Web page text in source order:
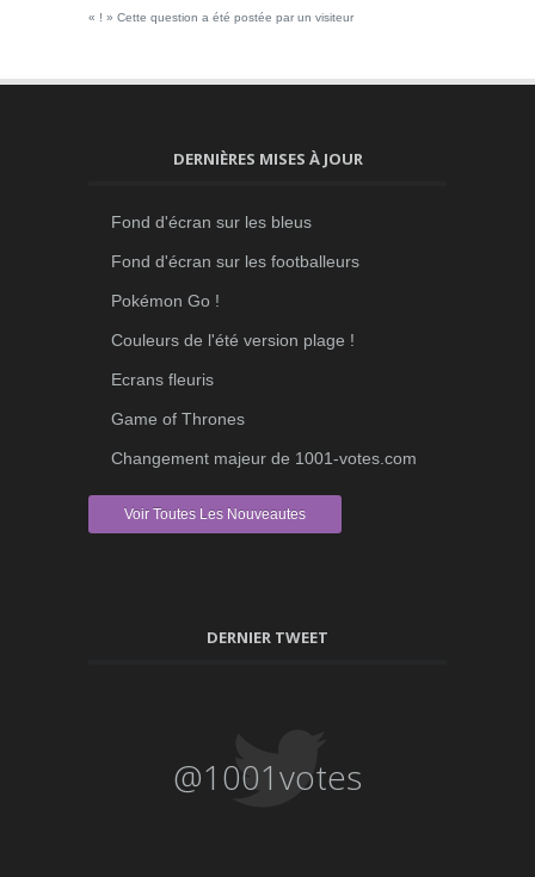
« ! » Cette question a été postée par un visiteur
DERNIÈRES MISES À JOUR
Fond d'écran sur les bleus
Fond d'écran sur les footballeurs
Pokémon Go !
Couleurs de l'été version plage !
Ecrans fleuris
Game of Thrones
Changement majeur de 1001-votes.com
Voir Toutes Les Nouveautes
DERNIER TWEET
@1001votes